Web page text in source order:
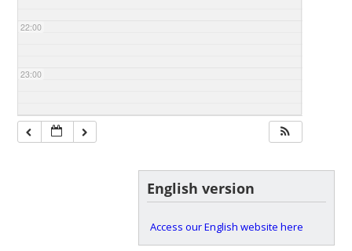
22:00
23:00
English version
Access our English website here